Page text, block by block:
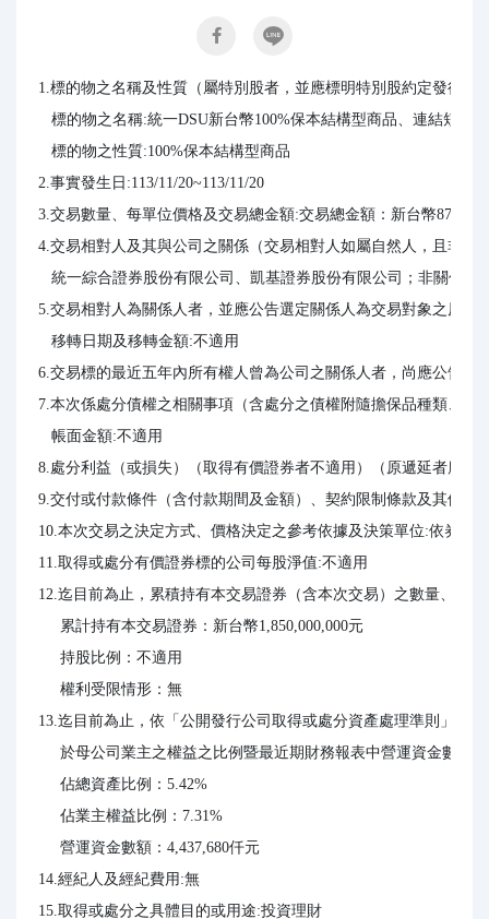
1.標的物之名稱及性質（屬特別股者，並應標明特別股約定發行條
標的物之名稱:統一DSU新台幣100%保本結構型商品、連結短期
   標的物之性質:100%保本結構型商品
2.事實發生日:113/11/20~113/11/20
3.交易數量、每單位價格及交易總金額:交易總金額：新台幣
4.交易相對人及其與公司之關係（交易相對人如屬自然人，且非
統一綜合證券股份有限公司、凱基證券股份有限公司；非關係人
5.交易相對人為關係人者，並應公告選定關係人為交易對象之原
   移轉日期及移轉金額:不適用
6.交易標的最近五年內所有權人曾為公司之關係人者，尚應公告
7.本次係處分債權之相關事項（含處分之債權附隨擔保品種類、
   帳面金額:不適用
8.處分利益（或損失）（取得有價證券者不適用）（原遞延者應列
9.交付或付款條件（含付款期間及金額）、契約限制條款及其他
10.本次交易之決定方式、價格決定之參考依據及決策單位:依券商
11.取得或處分有價證券標的公司每股淨值:不適用
12.迄目前為止，累積持有本交易證券（含本次交易）之數量、金
     累計持有本交易證券：新台幣1,850,000,000元
     持股比例：不適用
     權利受限情形：無
13.迄目前為止，依「公開發行公司取得或處分資產處理準則」第
於母公司業主之權益之比例暨最近期財務報表中營運資金數額
     佔總資產比例：5.42%
     佔業主權益比例：7.31%
     營運資金數額：4,437,680仟元
14.經紀人及經紀費用:無
15.取得或處分之具體目的或用途:投資理財